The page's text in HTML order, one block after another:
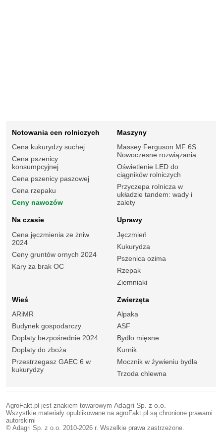
Notowania cen rolniczych
Cena kukurydzy suchej
Cena pszenicy
konsumpcyjnej
Cena pszenicy paszowej
Cena rzepaku
Ceny nawozów
Maszyny
Massey Ferguson MF 6S.
Nowoczesne rozwiązania
Oświetlenie LED do
ciągników rolniczych
Przyczepa rolnicza w
układzie tandem: wady i
zalety
Na czasie
Cena jęczmienia ze żniw
2024
Ceny gruntów ornych 2024
Kary za brak OC
Uprawy
Jęczmień
Kukurydza
Pszenica ozima
Rzepak
Ziemniaki
Wieś
ARiMR
Budynek gospodarczy
Dopłaty bezpośrednie 2024
Dopłaty do zboża
Przestrzegasz GAEC 6 w
kukurydzy
Zwierzęta
Alpaka
ASF
Bydło mięsne
Kurnik
Mocznik w żywieniu bydła
Trzoda chlewna
AgroFakt.pl jest znakiem towarowym Adagri Sp. z o.o.
Wszystkie materiały opublikowane na agroFakt.pl są chronione prawami
autorskimi
© Adagri Sp. z o.o. 2010-2026 r. Wszelkie prawa zastrzeżone.